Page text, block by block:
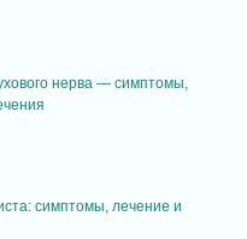
нерва — симптомы,
симптомы, лечение и